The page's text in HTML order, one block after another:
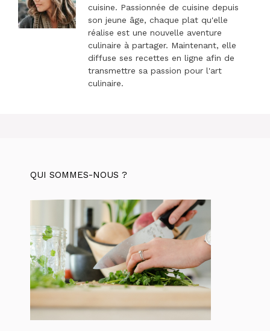
cuisine. Passionnée de cuisine depuis
son jeune âge, chaque plat qu'elle
réalise est une nouvelle aventure
culinaire à partager. Maintenant, elle
diffuse ses recettes en ligne afin de
transmettre sa passion pour l'art
culinaire.
QUI SOMMES-NOUS ?